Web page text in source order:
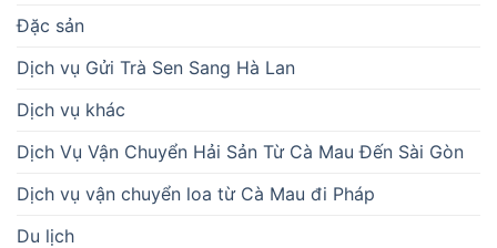
Đặc sản
Dịch vụ Gửi Trà Sen Sang Hà Lan
Dịch vụ khác
Dịch Vụ Vận Chuyển Hải Sản Từ Cà Mau Đến Sài Gòn
Dịch vụ vận chuyển loa từ Cà Mau đi Pháp
Du lịch